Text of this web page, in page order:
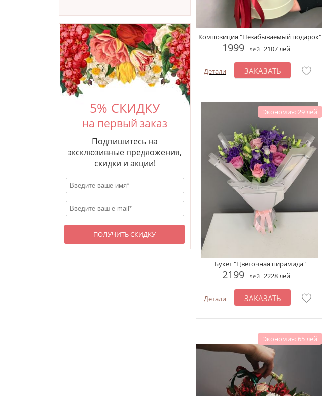
5% СКИДКУ
на первый заказ
Подпишитесь на
эксклюзивные предложения,
скидки и акции!
ПОЛУЧИТЬ СКИДКУ
Композиция "Незабываемый подарок"
1999 лей 2107лей
Детали ЗАКАЗАТЬ
Экономия: 29 лей
Букет "Цветочная пирамида"
2199 лей 2228лей
Детали ЗАКАЗАТЬ
Экономия: 65 лей